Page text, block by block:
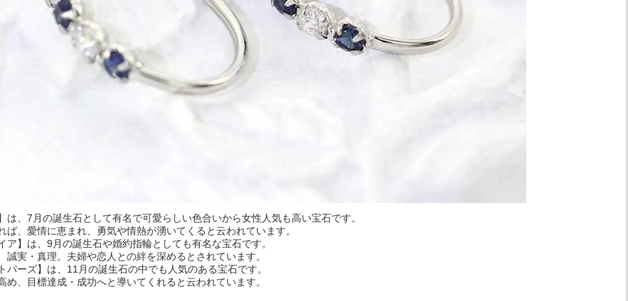
は、7月の誕生石として有名で可愛らしい色合いから女性人気も高い宝石です。
ば、愛情に恵まれ、勇気や情熱が湧いてくると云われています。
ア】は、9月の誕生石や婚約指輪としても有名な宝石です。
誠実・真理。夫婦や恋人との絆を深めるとされています。
パーズ】は、11月の誕生石の中でも人気のある宝石です。
め、目標達成・成功へと導いてくれると云われています。